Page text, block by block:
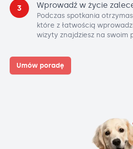
3 Wprowadź w życie
Podczas spotkania
które z łatwością
wizyty znajdziesz na swoim
Umów poradę